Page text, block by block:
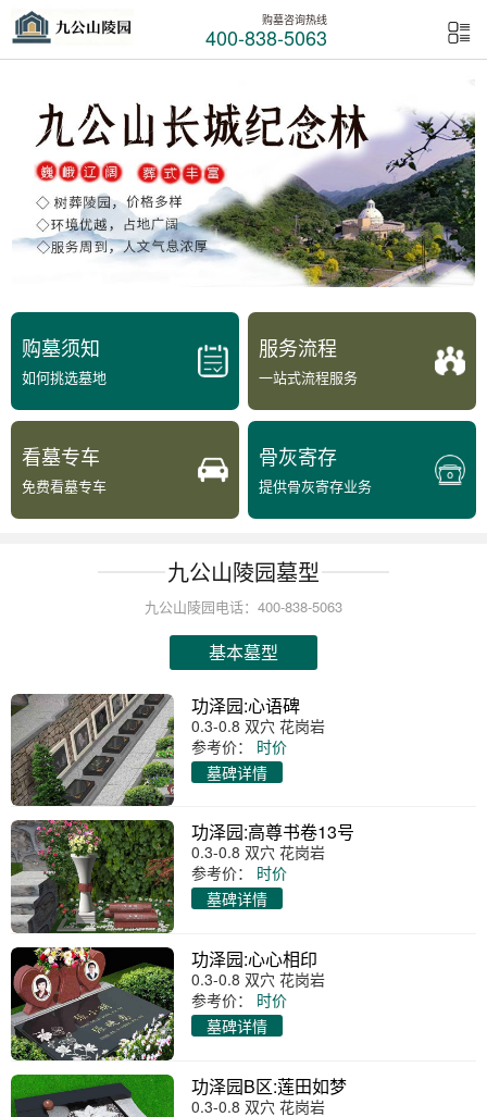
购墓咨询热线
400-838-5063
购墓须知
如何挑选墓地
服务流程
一站式流程服务
看墓专车
免费看墓专车
骨灰寄存
提供骨灰寄存业务
九公山陵园墓型
九公山陵园电话：400-838-5063
基本墓型
功泽园:心语碑
0.3-0.8 双穴 花岗岩
参考价：
时价
墓碑详情
功泽园:高尊书卷13号
0.3-0.8 双穴 花岗岩
参考价：
时价
墓碑详情
功泽园:心心相印
0.3-0.8 双穴 花岗岩
参考价：
时价
墓碑详情
功泽园B区:莲田如梦
0.3-0.8 双穴 花岗岩